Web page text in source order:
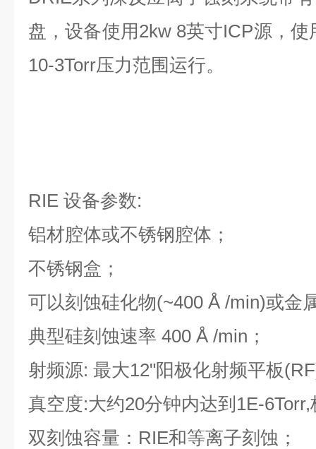
盘，设备使用2kw 8英寸ICP源，
10-3Torr压力范围运行。
RIE 设备参数:
铝材腔体或不锈钢腔体；
不锈钢盒；
可以刻蚀硅化物(~400 Å /min)或金
典型硅刻蚀速率 400 Å /min；
射频源: 最大12"阳极化射频平板
真空度:大约20分钟内达到1E-
双刻蚀容量：RIE和等离子刻蚀；